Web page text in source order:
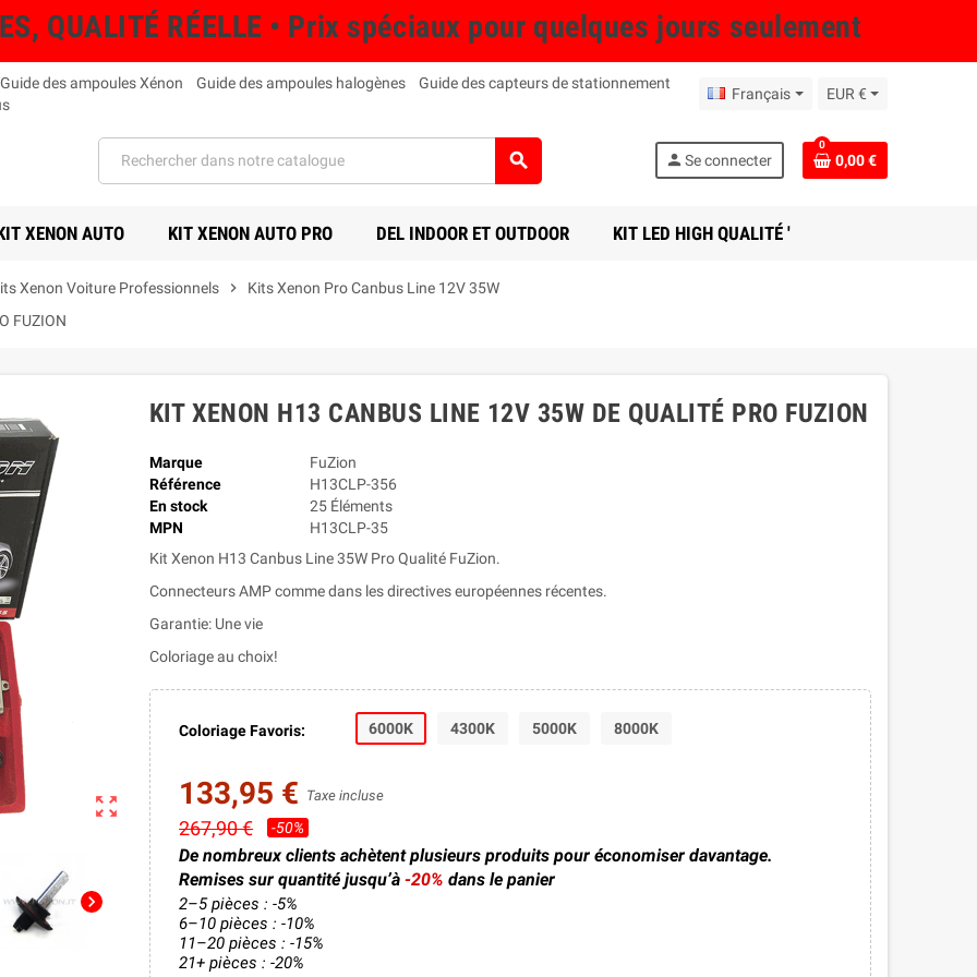
QUALITÉ RÉELLE • Prix spéciaux pour quelques jours seulement
Guide des ampoules Xénon Guide des ampoules halogènes
Guide des capteurs de stationnement
Français EUR €
search person Se connecter
0
0,00 €
XENON AUTO KIT XENON AUTO PRO DEL INDOOR ET OUTDOOR KIT LED HIGH QUALITÉ '
Xenon Voiture Professionnels chevron_right
Kits Xenon Pro Canbus Line 12V 35W
FUZION
zoom_out_map
chevron_right
KIT XENON H13 CANBUS LINE 12V 35W DE QUALITÉ PRO FUZION
Marque
FuZion
Référence
H13CLP-356
En stock
25 Éléments
MPN
H13CLP-35
Kit Xenon H13 Canbus Line 35W Pro Qualité FuZion.
Connecteurs AMP comme dans les directives européennes récentes.
Garantie: Une vie
Coloriage au choix!
Coloriage Favoris: 6000K 4300K 5000K 8000K
133,95 € Taxe incluse
267,90 € -50%
De nombreux clients achètent plusieurs produits pour économiser davantage.
Remises sur quantité jusqu’à -20% dans le panier
2–5 pièces : -5%
6–10 pièces : -10%
11–20 pièces : -15%
21+ pièces : -20%